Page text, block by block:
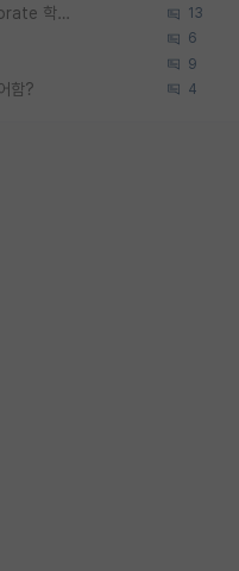
우리나라도 학구 열풍보면 Higher Doctorate 학위가 필요하다고 봅니다. 13
6
9
함? 4